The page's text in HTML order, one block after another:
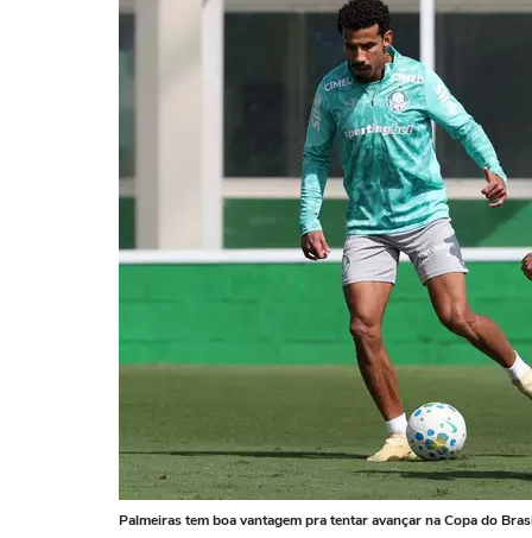
Palmeiras tem boa vantagem pra tentar avançar na Copa do